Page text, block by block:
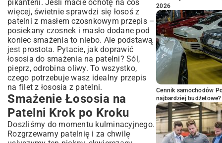
pikanterii. Jeśli macie ochotę na coś
więcej, świetnie sprawdzi się łosoś z
patelni z masłem czosnkowym przepis –
posiekany czosnek i masło dodane pod
koniec smażenia to niebo. Ale podstawą
jest prostota. Pytacie, jak doprawić
łososia do smażenia na patelni? Sól,
pieprz, odrobina oliwy. To wszystko,
czego potrzebuje wasz idealny przepis
na filet z łososia z patelni.
Smażenie Łososia na
Patelni Krok po Kroku
Doszliśmy do momentu kulminacyjnego.
Rozgrzewamy patelnię i za chwilę
2026
Cennik samochodów
najbardziej budżetowe?